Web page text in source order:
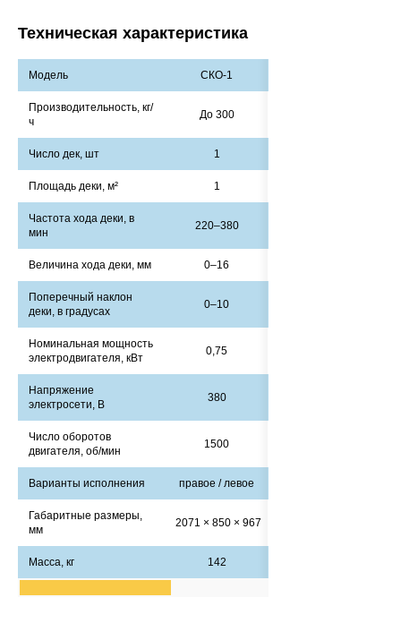
Техническая характеристика
Модель СКО-1
Производительность, кг/
ч
До 300
Число дек, шт 1
Площадь деки, м² 1
Частота хода деки, в
мин
220–380
Величина хода деки, мм 0–16
Поперечный наклон
деки, в градусах
0–10
Номинальная мощность
электродвигателя, кВт
0,75
Напряжение
электросети, В
380
Число оборотов
двигателя, об/мин
1500
Варианты исполнения правое / левое
Габаритные размеры,
мм
2071 × 850 × 967
Масса, кг 142
предприятия
Отправить